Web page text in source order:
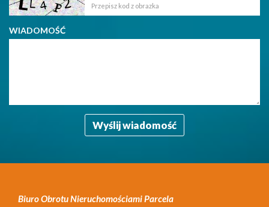
WIADOMOŚĆ
Biuro Obrotu Nieruchomościami Parcela